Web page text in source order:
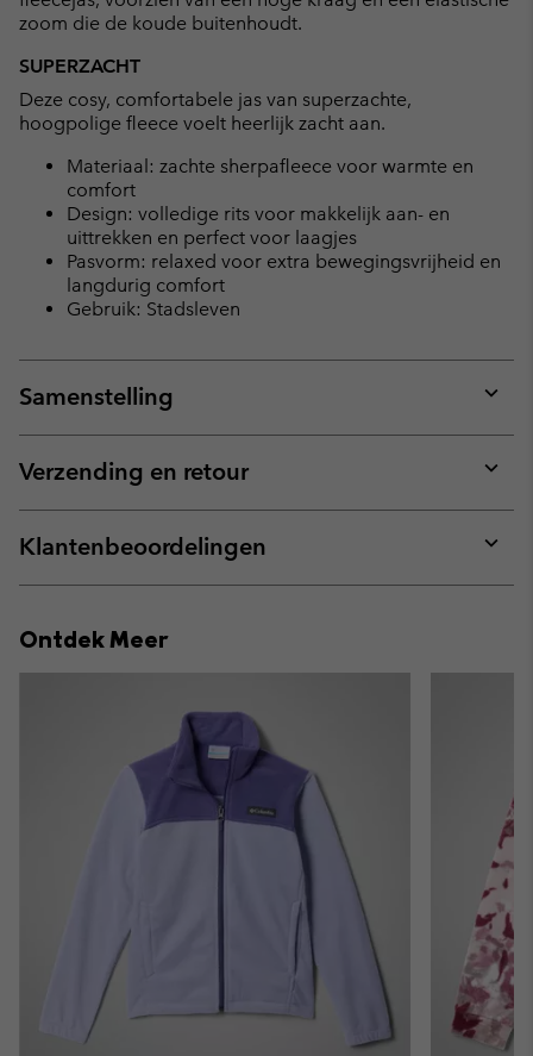
zoom die de koude buitenhoudt.
SUPERZACHT
Deze cosy, comfortabele jas van superzachte,
hoogpolige fleece voelt heerlijk zacht aan.
Materiaal: zachte sherpafleece voor warmte en
comfort
Design: volledige rits voor makkelijk aan- en
uittrekken en perfect voor laagjes
Pasvorm: relaxed voor extra bewegingsvrijheid en
langdurig comfort
Gebruik: Stadsleven
Samenstelling
or
Verzending en retour
or
Klantenbeoordelingen
or
Ontdek Meer